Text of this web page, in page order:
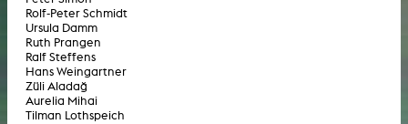
Rolf-Peter Schmidt
Ursula Damm
Ruth Prangen
Ralf Steffens
Hans Weingartner
Züli Aladağ
Aurelia Mihai
Tilman Lothspeich